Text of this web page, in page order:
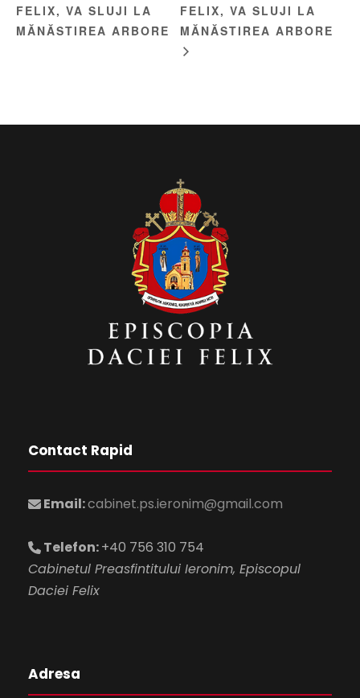
FELIX, VA SLUJI LA
MĂNĂSTIREA ARBORE
FELIX, VA SLUJI LA
MĂNĂSTIREA ARBORE
Contact Rapid
Email:cabinet.ps.ieronim@gmail.com
Telefon:+40 756 310 754
Cabinetul Preasfintitului Ieronim, Episcopul
Daciei Felix
Adresa